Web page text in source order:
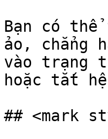
Bạn có thể
ảo, chẳng
vào trạng
hoặc tắt
## <mark